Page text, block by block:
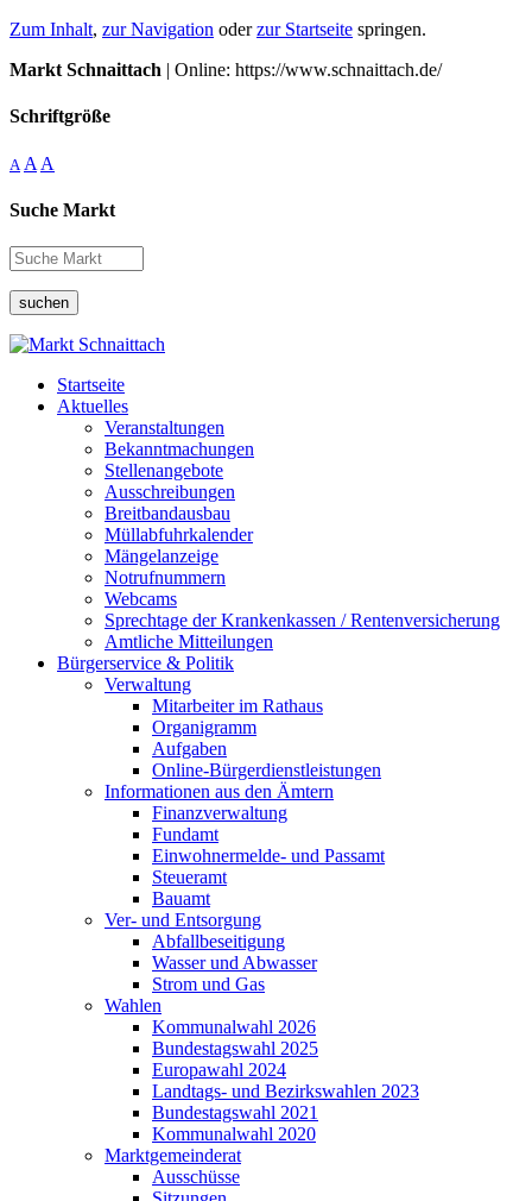
Zum Inhalt, zur Navigation oderzur Startseite springen.
Markt Schnaittach | Online: https://www.schnaittach.de/
Schriftgröße
A A A
Suche Markt
suchen
Startseite
Aktuelles
Veranstaltungen
Bekanntmachungen
Stellenangebote
Ausschreibungen
Breitbandausbau
Müllabfuhrkalender
Mängelanzeige
Notrufnummern
Webcams
Sprechtage der Krankenkassen / Rentenversicherung
Amtliche Mitteilungen
Bürgerservice & Politik
Verwaltung
Mitarbeiter im Rathaus
Organigramm
Aufgaben
Online-Bürgerdienstleistungen
Informationen aus den Ämtern
Finanzverwaltung
Fundamt
Einwohnermelde- und Passamt
Steueramt
Bauamt
Ver- und Entsorgung
Abfallbeseitigung
Wasser und Abwasser
Strom und Gas
Wahlen
Kommunalwahl 2026
Bundestagswahl 2025
Europawahl 2024
Landtags- und Bezirkswahlen 2023
Bundestagswahl 2021
Kommunalwahl 2020
Marktgemeinderat
Ausschüsse